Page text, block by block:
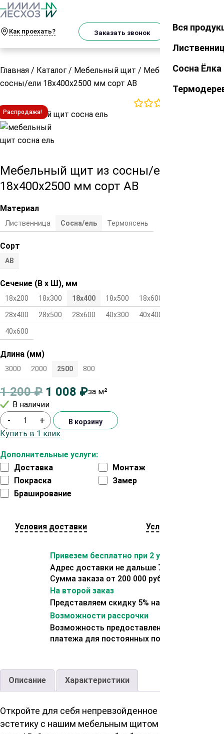
Как проехать? Заказать звонок Закрыть
Вся
Сосна Ёлка
Главная / Каталог / Мебельный щит / Мебельный щит из
сосны/ели 18х400х2500 мм сорт АВ
Распродажа!
Мебельный щит из сосны/ели
18х400х2500 мм сорт АВ
Материал
Лиственница Сосна/ель Термоясень
Сорт
АВ
Сечение (В х Ш), мм
18х200 18х300 18х400 18х500 18х600
28х400 28х500 28х600 40х300 40х400
40х600
Длина (мм)
3000 2000 2500 800
1 200₽ 1 008 ₽за м²
В наличии
Дополнительные услуги:
Доставка
Монтаж
Покраска
Замер
Браширование
- + В корзину
Купить в 1 клик
Условия доставки Условия оплаты
Привезем бесплатно при 2 условиях:
Адрес доставки не дальше 70 км от склада.
Сумма заказа от 200 000 рублей.
На второй заказ
Представляем скидку 5% на второй заказ
Возможности рассрочки
Возможность предоставления отсрочки
платежа для постоянных покупателей.
Описание Характеристики
Откройте для себя непревзойденное качество и
эстетику с нашим мебельным щитом сосна/ель